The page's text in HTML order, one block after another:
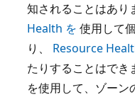
知されることはあり
Health を 使用して
り、 Resource
たりすることはでき
を使用して、ゾーン